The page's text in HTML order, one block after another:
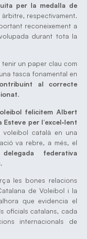
per la medalla de
respectivament.
reconeixement a
durant tota la
tenir un paper clau com
tasca fonamental en
al correcte
.
felicitem Albert
per l’excel·lent
català en una
va rebre, a més, el
federativa
.
les bones relacions
de Voleibol i la
que evidencia el
oficials catalans, cada
internacionals de